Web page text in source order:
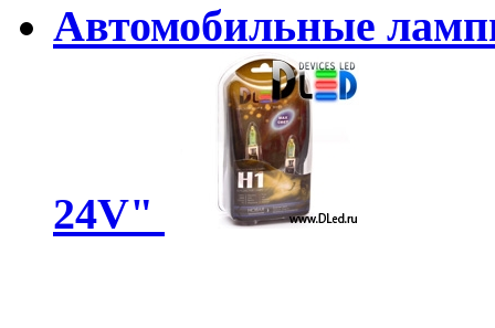
Автомобильные
24V"